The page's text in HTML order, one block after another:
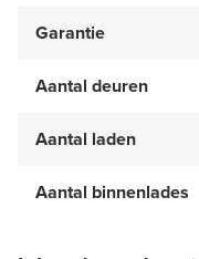
Garantie
Aantal deuren
Aantal laden
Aantal binnenlades